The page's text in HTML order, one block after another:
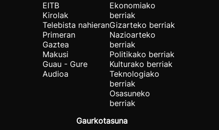
EITB
Kirolak
Telebista nahieran
Primeran
Gaztea
Makusi
Guau - Gure
Audioa
Ekonomiako
berriak
Gizarteko berriak
Nazioarteko
berriak
Politikako berriak
Kulturako berriak
Teknologiako
berriak
Osasuneko
berriak
Gaurkotasuna